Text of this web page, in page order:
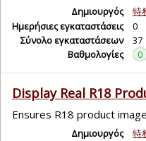
Δημιουργός
特
Ημερήσιες εγκαταστάσεις
0
Σύνολο εγκαταστάσεων
37
Βαθμολογίες
0
Display Real R18
Ensures R18 product
Δημιουργός
特